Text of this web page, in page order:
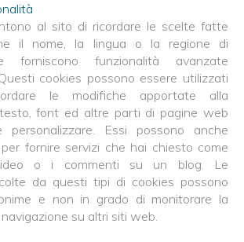
al sito di ricordare le scelte fatte
il nome, la lingua o la regione di
forniscono funzionalità avanzate
cookies possono essere utilizzati
le modifiche apportate alla
font ed altre parti di pagine web
personalizzare. Essi possono anche
fornire servizi che hai chiesto come
o i commenti su un blog. Le
da questi tipi di cookies possono
e non in grado di monitorare la
su altri siti web.